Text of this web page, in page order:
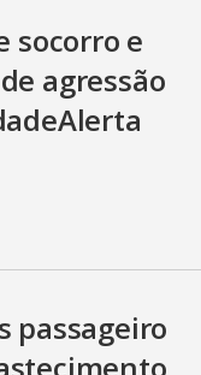
socorro e
agressão
passageiro